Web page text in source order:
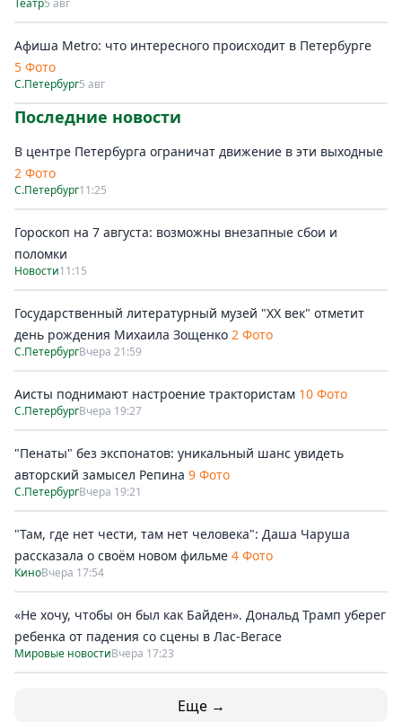
Театр5 авг
Афиша Metro: что интересного происходит в Петербурге
5 Фото
С.Петербург5 авг
Последние новости
В центре Петербурга ограничат движение в эти выходные
2 Фото
С.Петербург11:25
Гороскоп на 7 августа: возможны внезапные сбои и
поломки
Новости11:15
Государственный литературный музей "ХХ век" отметит
день рождения Михаила Зощенко 2 Фото
С.ПетербургВчера 21:59
Аисты поднимают настроение трактористам 10 Фото
С.ПетербургВчера 19:27
"Пенаты" без экспонатов: уникальный шанс увидеть
авторский замысел Репина 9 Фото
С.ПетербургВчера 19:21
"Там, где нет чести, там нет человека": Даша Чаруша
рассказала о своём новом фильме 4 Фото
КиноВчера 17:54
«Не хочу, чтобы он был как Байден». Дональд Трамп уберег
ребенка от падения со сцены в Лас-Вегасе
Мировые новостиВчера 17:23
Еще →